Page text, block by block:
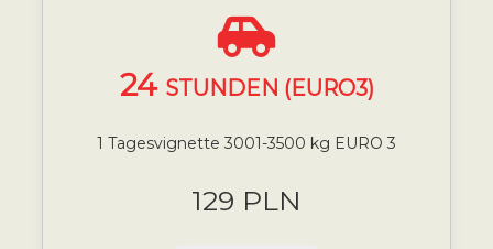
24 STUNDEN (EURO3)
1 Tagesvignette 3001-3500 kg EURO 3
129 PLN